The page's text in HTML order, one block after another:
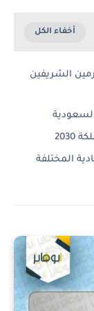
الشريفين
المختلفة